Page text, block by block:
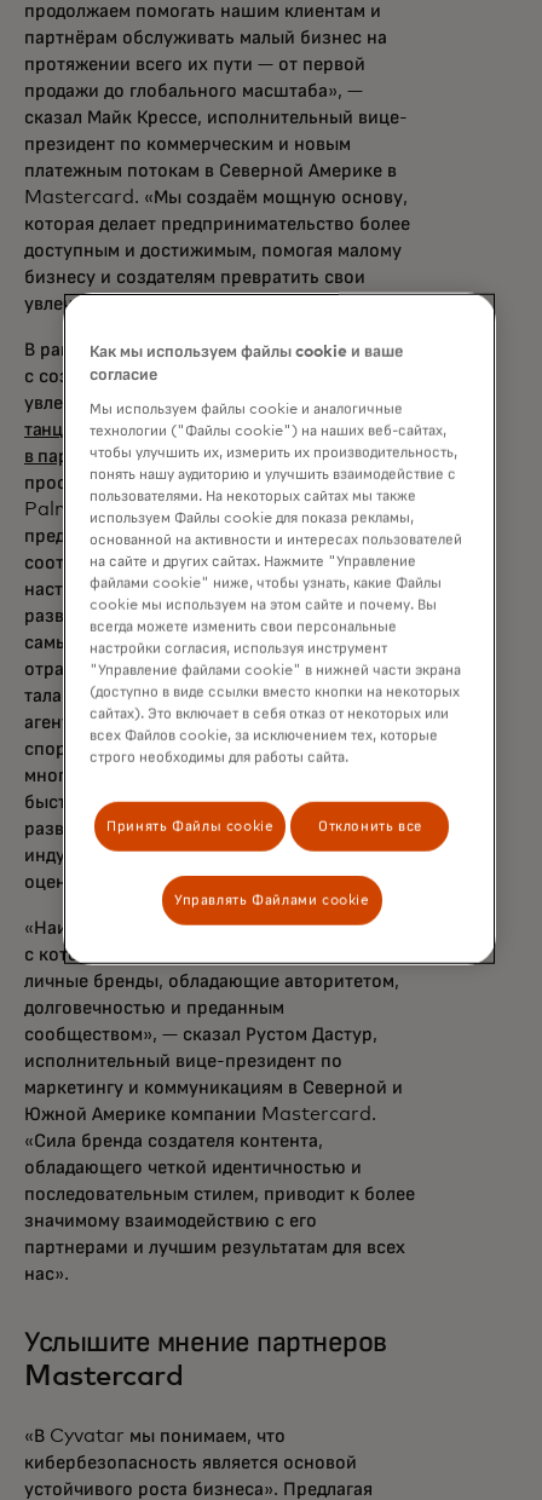
продолжаем помогать нашим клиентам и
партнёрам обслуживать малый бизнес на
протяжении всего их пути — от первой
продажи до глобального масштаба», —
сказал Майк Крессе, исполнительный вице-
президент по коммерческим и новым
платежным потокам в Северной Америке в
Mastercard. «Мы создаём мощную основу,
которая делает предпринимательство более
доступным и достижимым, помогая малому
бизнесу и создателям превратить свои
увлечения в постоянные истории успеха.»
В рамках стремления Mastercard работать
с создателями, чтобы связывать людей с их
увлечениями, например, в недавней
танцевальной кампании, запущенной брендом
в партнёрстве с Леди Гагой, или с живым
пространством на предстоящем Arnold
Palmer Invitational, Mastercard обязуется
предложить создателям бренда
соответствующие инструменты, ресурсы и
наставничество, чтобы помочь им создать и
развить свой бизнес. С сетью одних из
самых узнаваемых партнёров из разных
отраслей — от агентств создателей и
талантов до креативных и маркетинговых
агентств, платформ и бизнес-лидеров в
спорте, развлечениях, кулинарии, моде и
многом другом — программа является
быстрым путём к открытию дверей,
развитию бизнес-хватки и поддержке
индустрии, которая в 2022 году уже была
оценена как 104 миллиарда долларов.
«Наиболее влиятельные создатели контента,
с которыми мы работаем, создали сильные
личные бренды, обладающие авторитетом,
долговечностью и преданным
сообществом», — сказал Рустом Дастур,
исполнительный вице-президент по
маркетингу и коммуникациям в Северной и
Южной Америке компании Mastercard.
«Сила бренда создателя контента,
обладающего четкой идентичностью и
последовательным стилем, приводит к более
значимому взаимодействию с его
партнерами и лучшим результатам для всех
нас».
Услышите мнение партнеров
Mastercard
«В Cyvatar мы понимаем, что
кибербезопасность является основой
устойчивого роста бизнеса». Предлагая
Как мы используем файлы cookie и ваше
согласие
Мы используем файлы cookie и аналогичные
технологии ("Файлы cookie") на наших веб-сайтах,
чтобы улучшить их, измерить их производительность,
понять нашу аудиторию и улучшить взаимодействие с
пользователями. На некоторых сайтах мы также
используем Файлы cookie для показа рекламы,
основанной на активности и интересах пользователей
на сайте и других сайтах. Нажмите "Управление
файлами cookie" ниже, чтобы узнать, какие Файлы
cookie мы используем на этом сайте и почему. Вы
всегда можете изменить свои персональные
настройки согласия, используя инструмент
"Управление файлами cookie" в нижней части экрана
(доступно в виде ссылки вместо кнопки на некоторых
сайтах). Это включает в себя отказ от некоторых или
всех Файлов cookie, за исключением тех, которые
строго необходимы для работы сайта.
Принять Файлы cookie Отклонить все
Управлять Файлами cookie